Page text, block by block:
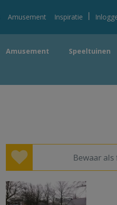
Amusement Inspiratie |
Amusement
Speeltuinen
Bewaar